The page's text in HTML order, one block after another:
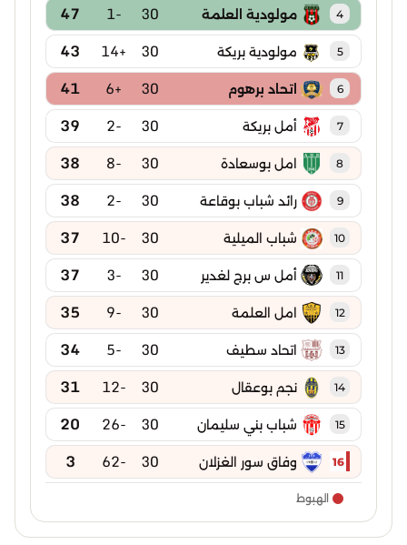
4 مولودية العلمة 30
-1
47
5 مولودية بريكة 30
+14
43
6 اتحاد برهوم 30
+6
41
7 أمل بريكة 30
-2
39
8 امل بوسعادة 30
-8
38
9 رائد شباب بوقاعة 30
-2
38
10 شباب الميلية 30
-10
37
11 أمل س برج لغدير 30
-3
37
12 امل العلمة 30
-9
35
13 اتحاد سطيف 30
-5
34
14 نجم بوعقال 30
-12
31
15 شباب بني سليمان 30
-26
20
16 وفاق سور الغزلان 30
-62
3
الهبوط